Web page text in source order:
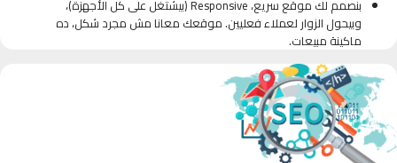
بنصمم لك موقع سريع، Responsive (بيشتغل على كل الأجهزة)،
وبيحول الزوار لعملاء فعليين. موقعك معانا مش مجرد شكل، ده
ماكينة مبيعات.